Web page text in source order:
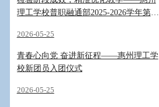
理工学校普职融通部2025-2026学年第二
2026-05-25
青春心向党 奋进新征程——惠州理工学
校新团员入团仪式
2026-05-25